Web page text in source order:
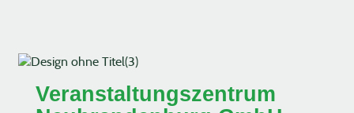
Veranstaltungszentrum